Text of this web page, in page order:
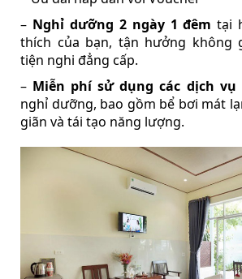
– Nghỉ dưỡng 2 ngày 1 đêm tại
thích của bạn, tận hưởng không
tiện nghi đẳng cấp.
– Miễn phí sử dụng các dịch vụ
nghỉ dưỡng, bao gồm bể bơi mát
giãn và tái tạo năng lượng.